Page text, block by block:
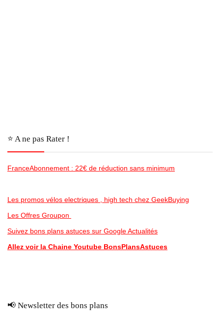
⭐️ A ne pas Rater !
FranceAbonnement : 22€ de réduction sans minimum
Les promos vélos electriques , high tech chez GeekBuying
Les Offres Groupon
Suivez bons plans astuces sur Google Actualités
Allez voir la Chaine Youtube BonsPlansAstuces
📢 Newsletter des bons plans